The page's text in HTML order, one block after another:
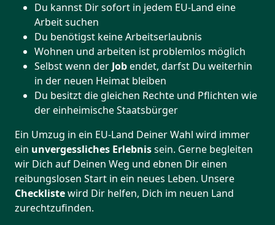
Du kannst Dir sofort in jedem EU-Land eine
Arbeit suchen
Du benötigst keine Arbeitserlaubnis
Wohnen und arbeiten ist problemlos möglich
Selbst wenn der Jobendet, darfst Du weiterhin
in der neuen Heimat bleiben
Du besitzt die gleichen Rechte und Pflichten wie
der einheimische Staatsbürger
Ein Umzug in ein EU-Land Deiner Wahl wird immer
ein unvergessliches Erlebnissein. Gerne begleiten
wir Dich auf Deinen Weg und ebnen Dir einen
reibungslosen Start in ein neues Leben. Unsere
Checklistewird Dir helfen, Dich im neuen Land
zurechtzufinden.